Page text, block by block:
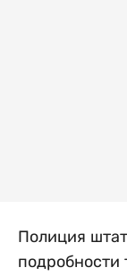
Полиция
подробности